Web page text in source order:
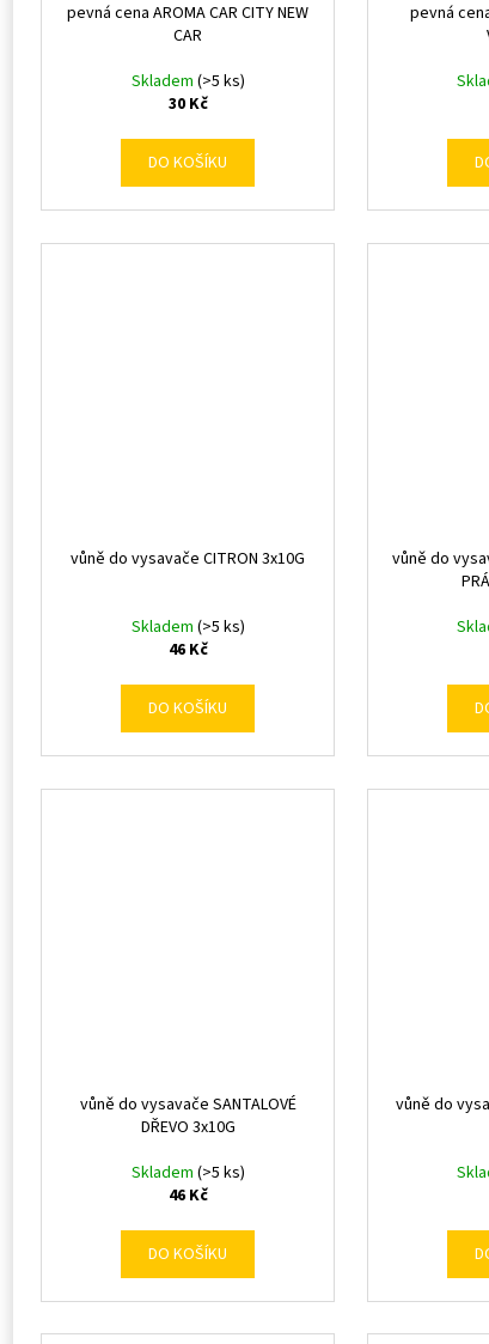
pevná cena AROMA CAR CITY NEW
CAR
Skladem (>5 ks)
30 Kč
DO KOŠÍKU
pevná
vůně do vysavače CITRON 3x10G
Skladem (>5 ks)
46 Kč
DO KOŠÍKU
vůně do
vůně do vysavače SANTALOVÉ
DŘEVO 3x10G
Skladem (>5 ks)
46 Kč
DO KOŠÍKU
vůně do